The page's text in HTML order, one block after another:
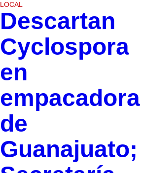
LOCAL
Descartan
Cyclospora
en
empacadora
de
Guanajuato;